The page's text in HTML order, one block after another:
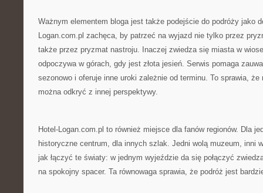
Ważnym elementem bloga jest także podejście do podróży jako
Logan.com.pl zachęca, by patrzeć na wyjazd nie tylko przez
także przez pryzmat nastroju. Inaczej zwiedza się miasta w
odpoczywa w górach, gdy jest złota jesień. Serwis pomaga
sezonowo i oferuje inne uroki zależnie od terminu. To sprawia,
można odkryć z innej perspektywy.
Hotel-Logan.com.pl to również miejsce dla fanów regionów. Dla
historyczne centrum, dla innych szlak. Jedni wolą muzeum, inni
jak łączyć te światy: w jednym wyjeździe da się połączyć
na spokojny spacer. Ta równowaga sprawia, że podróż jest